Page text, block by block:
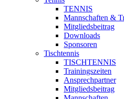
TENNIS
Mannschaften &
Mitgliedsbeitrag
Downloads
Sponsoren
Tischtennis
TISCHTENNIS
Trainingszeiten
Ansprechpartner
Mitgliedsbeitrag